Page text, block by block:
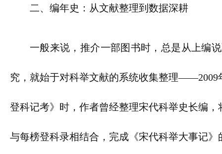
二、编年史：从文献整理到数据深耕
一般来说，推介一部图书时，总是从上编
究，就始于对科举文献的系统收集整理——2009
登科记考》时，作者曾经整理宋代科举史长编
与每榜登科录相结合，完成《宋代科举大事记